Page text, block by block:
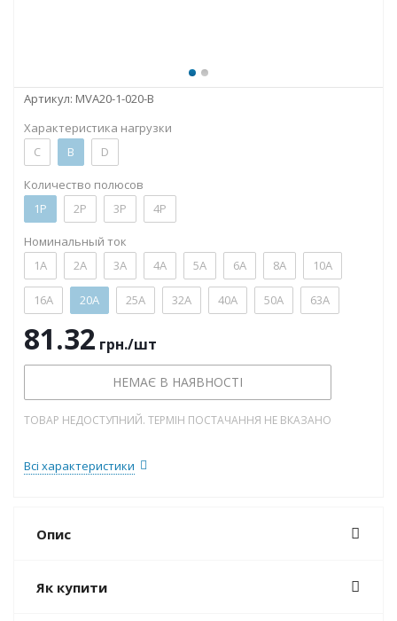
Артикул: MVA20-1-020-B
Характеристика нагрузки
C
B D
Количество полюсов
1P
2P 3P 4P
Номинальный ток
1А
2А 3А 4А 5А 6А 8А 10А
16А 20А 25А 32А 40А 50А 63А
81.32 грн./шт
НЕМАЄ В НАЯВНОСТІ
ТОВАР НЕДОСТУПНИЙ. ТЕРМІН ПОСТАЧАННЯ НЕ ВКАЗАНО
Всі характеристики
Опис
Як купити